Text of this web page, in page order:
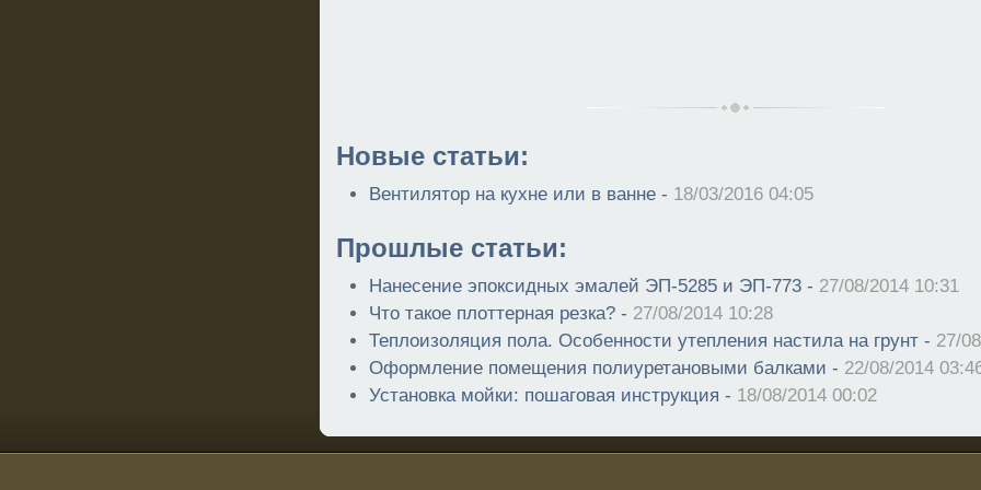
Новые статьи:
Вентилятор на кухне или в ванне - 18/03/2016 04:05
Прошлые статьи:
Нанесение эпоксидных эмалей ЭП-5285 и ЭП-773 - 27/08/2014 10:31
Что такое плоттерная резка? - 27/08/2014 10:28
Теплоизоляция пола. Особенности утепления настила на грунт - 27/
Оформление помещения полиуретановыми балками - 22/08/2014
Установка мойки: пошаговая инструкция - 18/08/2014 00:02